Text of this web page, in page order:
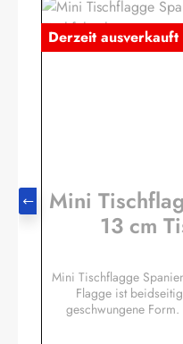
Derzeit ausverkauft
Mini
13 cm
Mini Tischflagge
Flagge ist
geschwungene